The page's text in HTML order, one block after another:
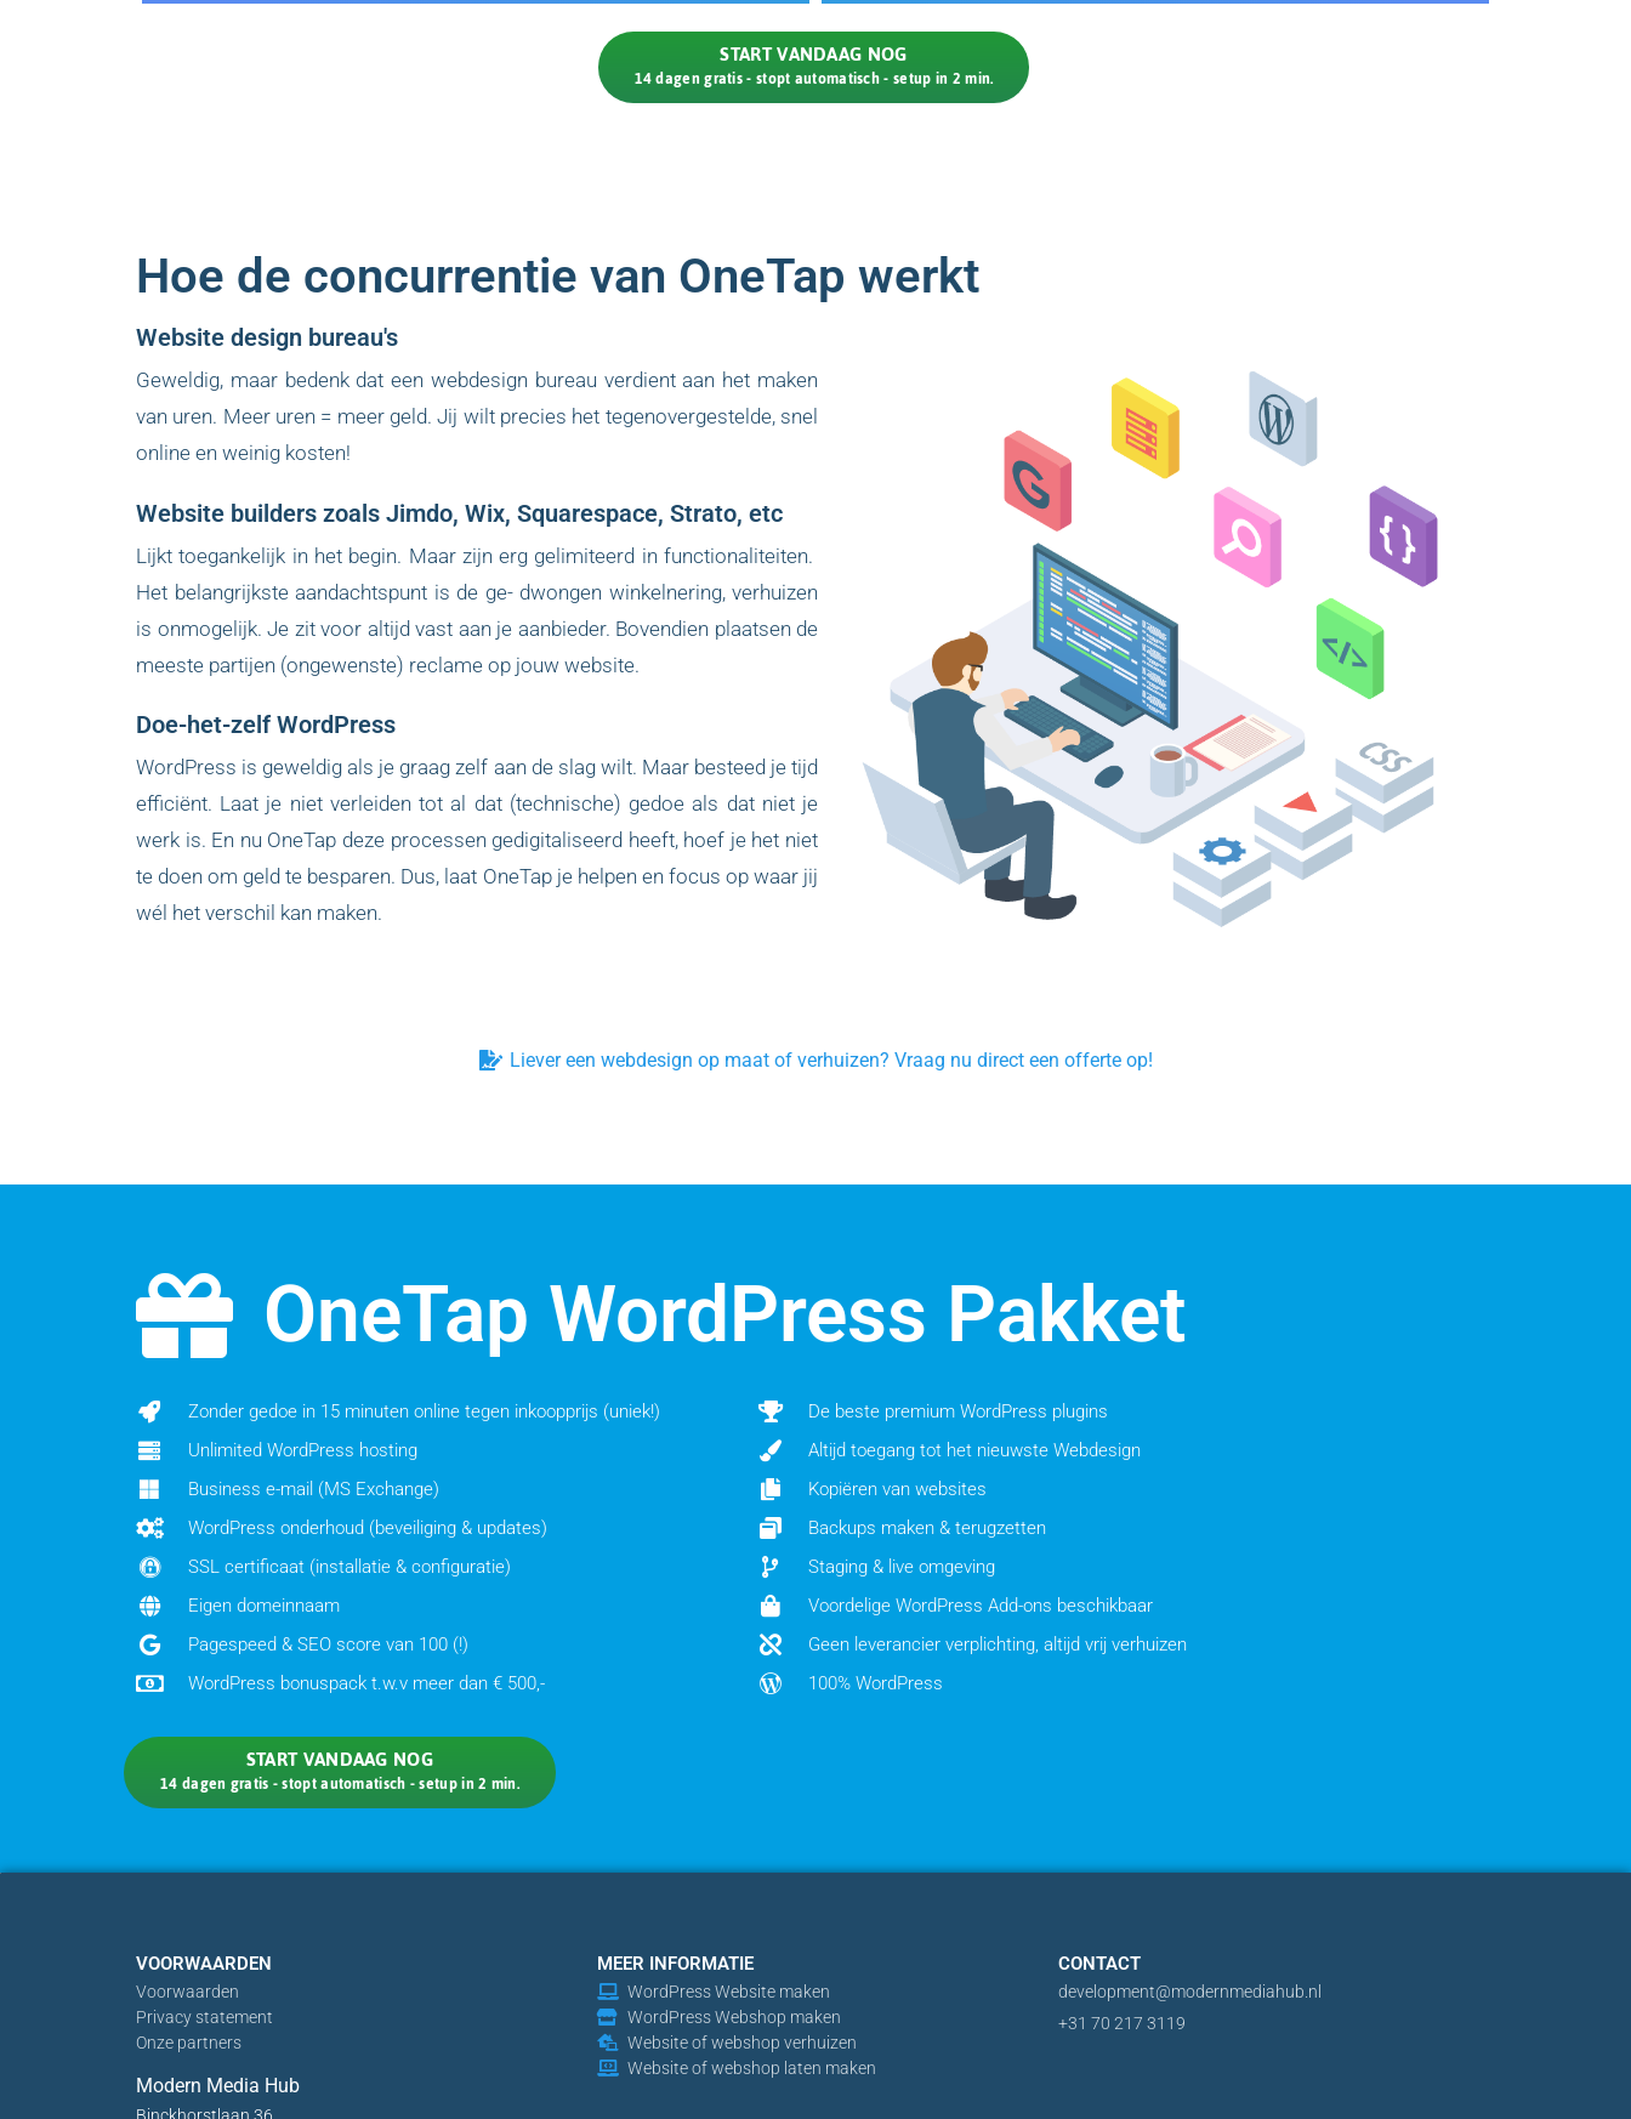
START VANDAAG NOG
14 dagen gratis - stopt automatisch - setup in 2 min.
Hoe de concurrentie van OneTap werkt
Website design bureau's
Geweldig, maar bedenk dat een webdesign bureau verdient aan het maken
van uren. Meer uren = meer geld. Jij wilt precies het tegenovergestelde, snel
online en weinig kosten!
Website builders zoals Jimdo, Wix, Squarespace, Strato, etc
Lijkt toegankelijk in het begin. Maar zijn erg gelimiteerd in functionaliteiten.
Het belangrijkste aandachtspunt is de ge- dwongen winkelnering, verhuizen
is onmogelijk. Je zit voor altijd vast aan je aanbieder. Bovendien plaatsen de
meeste partijen (ongewenste) reclame op jouw website.
Doe-het-zelf WordPress
WordPress is geweldig als je graag zelf aan de slag wilt. Maar besteed je tijd
efficiënt. Laat je niet verleiden tot al dat (technische) gedoe als dat niet je
werk is. En nu OneTap deze processen gedigitaliseerd heeft, hoef je het niet
te doen om geld te besparen. Dus, laat OneTap je helpen en focus op waar jij
wél het verschil kan maken.
Liever een webdesign op maat of verhuizen? Vraag nu direct een offerte op!
OneTap WordPress Pakket
Zonder gedoe in 15 minuten online tegen inkoopprijs (uniek!)
Unlimited WordPress hosting
Business e-mail (MS Exchange)
WordPress onderhoud (beveiliging & updates)
SSL certificaat (installatie & configuratie)
Eigen domeinnaam
Pagespeed & SEO score van 100 (!)
WordPress bonuspack t.w.v meer dan € 500,-
De beste premium WordPress plugins
Altijd toegang tot het nieuwste Webdesign
Kopiëren van websites
Backups maken & terugzetten
Staging & live omgeving
Voordelige WordPress Add-ons beschikbaar
Geen leverancier verplichting, altijd vrij verhuizen
100% WordPress
START VANDAAG NOG
14 dagen gratis - stopt automatisch - setup in 2 min.
VOORWAARDEN
Voorwaarden
Privacy statement
Onze partners
Modern Media Hub
Binckhorstlaan 36,
MEER INFORMATIE
WordPress Website maken
WordPress Webshop maken
Website of webshop verhuizen
Website of webshop laten maken
CONTACT
development@modernmediahub.nl
+31 70 217 3119